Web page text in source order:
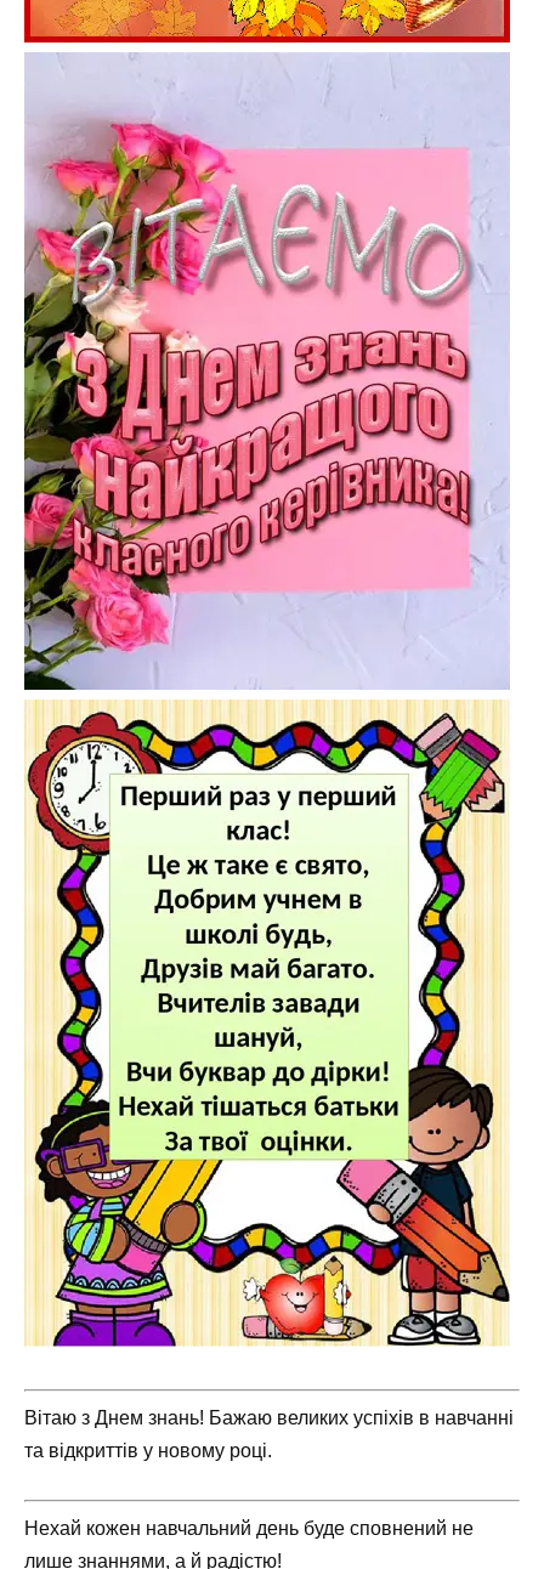
Вітаю з Днем знань! Бажаю великих успіхів в навчанні
та відкриттів у новому році.
Нехай кожен навчальний день буде сповнений не
лише знаннями, а й радістю!